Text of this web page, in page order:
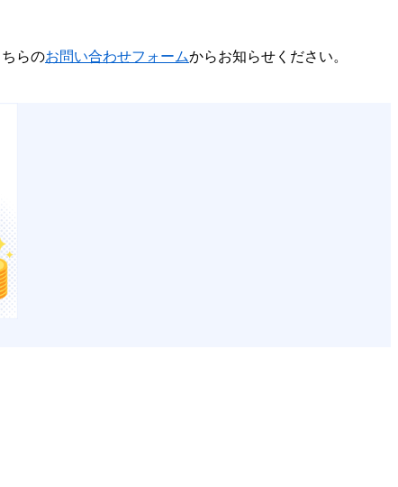
らのお問い合わせフォームからお知らせください。